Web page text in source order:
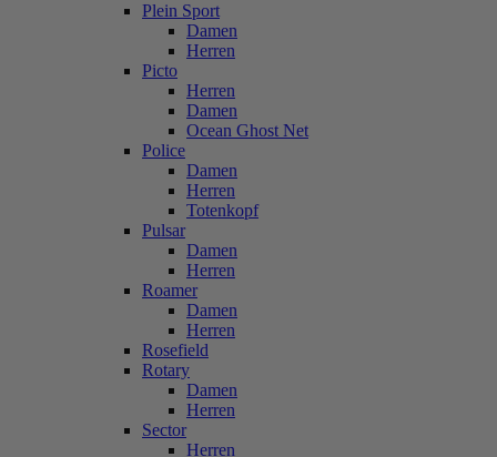
Plein Sport
Damen
Herren
Picto
Herren
Damen
Ocean Ghost Net
Police
Damen
Herren
Totenkopf
Pulsar
Damen
Herren
Roamer
Damen
Herren
Rosefield
Rotary
Damen
Herren
Sector
Herren